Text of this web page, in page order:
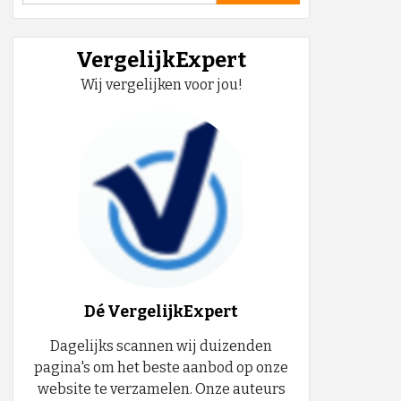
VergelijkExpert
Wij vergelijken voor jou!
Dé VergelijkExpert
Dagelijks scannen wij duizenden
pagina's om het beste aanbod op onze
website te verzamelen. Onze auteurs